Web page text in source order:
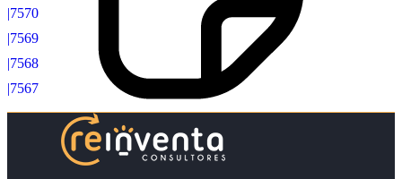
|7570
|7569
|7568
|7567